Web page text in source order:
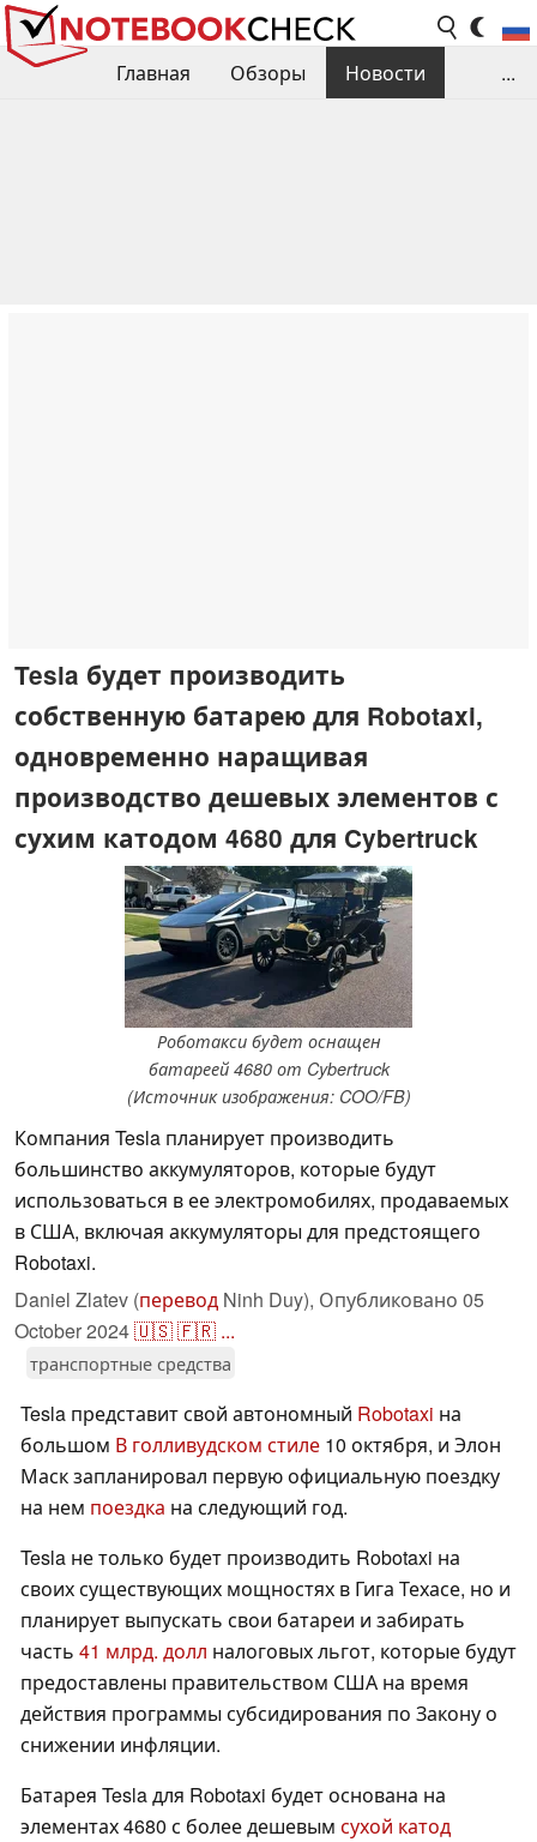
Главная Обзоры
Новости
...
Tesla будет производить
собственную батарею для Robotaxi,
одновременно наращивая
производство дешевых элементов с
сухим катодом 4680 для Cybertruck
Роботакси будет оснащен
батареей 4680 от Cybertruck
(Источник изображения: COO/FB)
Компания Tesla планирует производить
большинство аккумуляторов, которые будут
использоваться в ее электромобилях, продаваемых
в США, включая аккумуляторы для предстоящего
Robotaxi.
Daniel Zlatev (перевод Ninh Duy), Опубликовано 05
October 2024🇺🇸🇫🇷 ...
транспортные средства
Tesla представит свой автономный Robotaxi на
большом В голливудском стиле 10 октября, и Элон
Маск запланировал первую официальную поездку
на нем поездка на следующий год.
Tesla не только будет производить Robotaxi на
своих существующих мощностях в Гига Техасе, но и
планирует выпускать свои батареи и забирать
часть 41 млрд. долл налоговых льгот, которые будут
предоставлены правительством США на время
действия программы субсидирования по Закону о
снижении инфляции.
Батарея Tesla для Robotaxi будет основана на
элементах 4680 с более дешевым сухой катод